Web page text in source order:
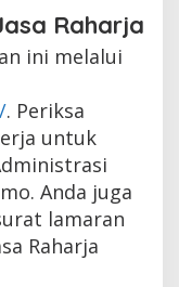
Raharja
ini melalui
. Periksa
untuk
Anda juga
lamaran
Raharja